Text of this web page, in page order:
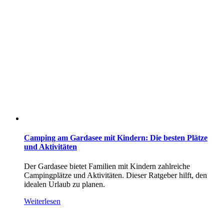
Camping am Gardasee mit Kindern: Die besten Plätze
und Aktivitäten
Der Gardasee bietet Familien mit Kindern zahlreiche
Campingplätze und Aktivitäten. Dieser Ratgeber hilft, den
idealen Urlaub zu planen.
Weiterlesen